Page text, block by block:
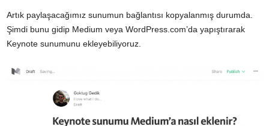
Artık paylaşacağımız sunumun bağlantısı kopyalanmış durumda.
Şimdi bunu gidip Medium veya WordPress.com’da yapıştırarak
Keynote sunumunu ekleyebiliyoruz.